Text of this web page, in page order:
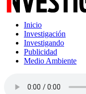
Inicio
Investigación
Investigando
Publicidad
Medio Ambiente